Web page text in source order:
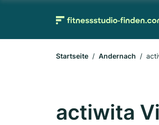
Startseite Andernach
actiwita